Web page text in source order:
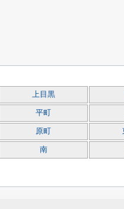
上目黒
平町
原町
南